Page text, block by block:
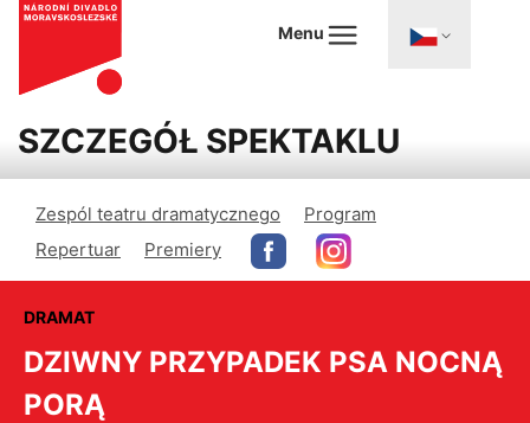
Menu
SZCZEGÓŁ SPEKTAKLU
Zespól teatru dramatycznego
Program
Repertuar
Premiery
DRAMAT
DZIWNY PRZYPADEK PSA NOCNĄ
PORĄ